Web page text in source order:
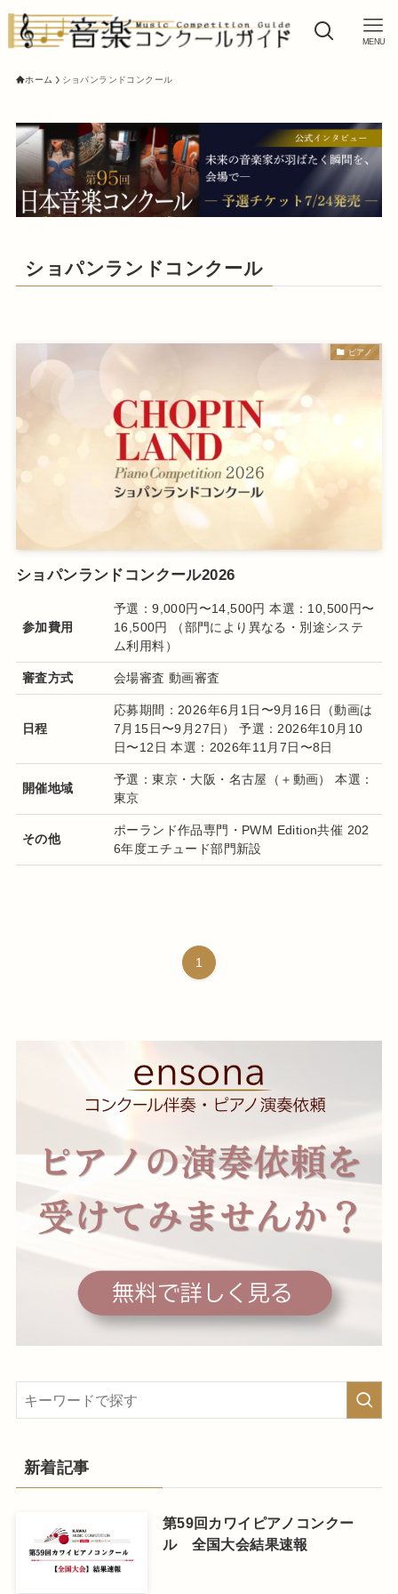
MENU
ホーム ショパンランドコンクール
ショパンランドコンクール
ピアノ
ショパンランドコンクール2026
参加費用
予選：9,000円〜14,500円 本選：10,500円〜
16,500円 （部門により異なる・別途システ
ム利用料）
審査方式 会場審査 動画審査
日程
応募期間：2026年6月1日〜9月16日（動画は
7月15日〜9月27日） 予選：2026年10月10
日〜12日 本選：2026年11月7日〜8日
開催地域
予選：東京・大阪・名古屋（＋動画） 本選：
東京
その他
ポーランド作品専門・PWM Edition共催 202
6年度エチュード部門新設
1
新着記事
第59回カワイピアノコンクー
ル 全国大会結果速報